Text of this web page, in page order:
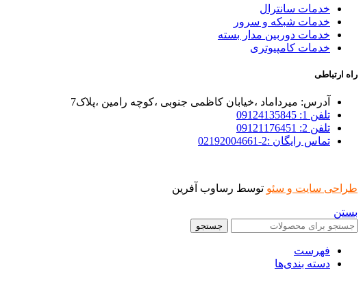
خدمات سانترال
خدمات شبکه و سرور
خدمات دوربین مدار بسته
خدمات کامپیوتری
راه ارتباطی
آدرس: میرداماد ،خیابان کاظمی جنوبی ،کوچه رامین ،پلاک7
تلفن 1: 09124135845
تلفن 2: 09121176451
تماس رایگان :2-02192004661
طراحی سایت و سئو توسط رساوب آفرین
بستن
جستجو
فهرست
دسته بندی‌ها